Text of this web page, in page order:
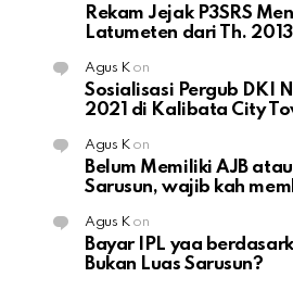
Rekam Jejak P3SRS
Latumeten dari Th. 2013
Agus Kon
Sosialisasi Pergub DKI
2021 di Kalibata City
Agus Kon
Belum Memiliki AJB
Sarusun, wajib kah
Agus Kon
Bayar IPL yaa
Bukan Luas Sarusun?